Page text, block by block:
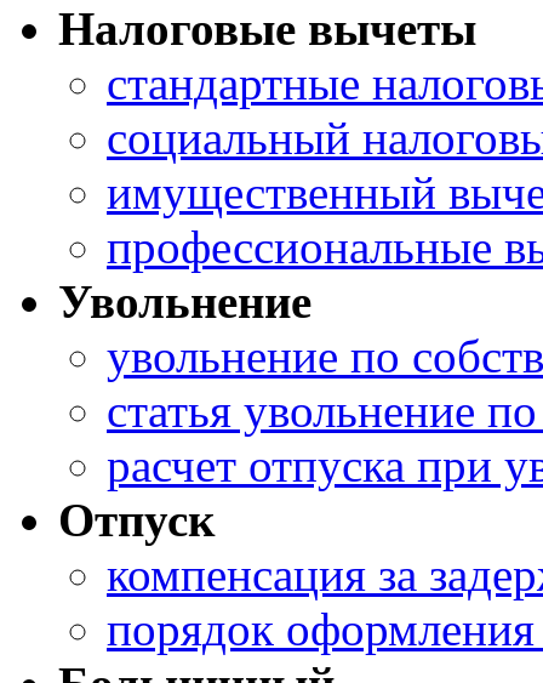
Налоговые вычеты
стандартные
социальный
имущественный
профессиональные
Увольнение
увольнение по
статья увольнение
расчет отпуска при
Отпуск
компенсация за
порядок оформления